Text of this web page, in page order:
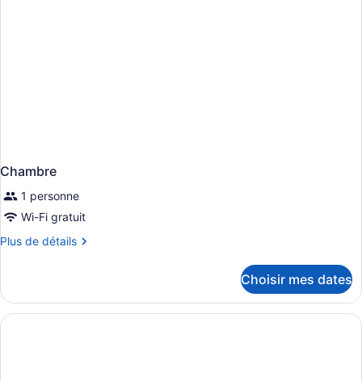
Chambre
1 personne
Wi-Fi gratuit
Plus de détails
Plus
Chambre
Choisir mes dates